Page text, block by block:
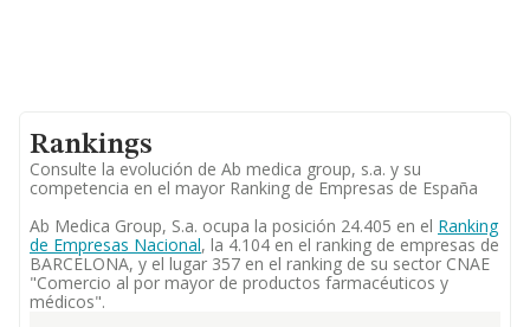
Rankings
Consulte la evolución de Ab medica group, s.a. y su
competencia en el mayor Ranking de Empresas de España
Ab Medica Group, S.a. ocupa la posición 24.405 en el Ranking
de Empresas Nacional, la 4.104 en el ranking de empresas de
BARCELONA, y el lugar 357 en el ranking de su sector CNAE
"Comercio al por mayor de productos farmacéuticos y
médicos".